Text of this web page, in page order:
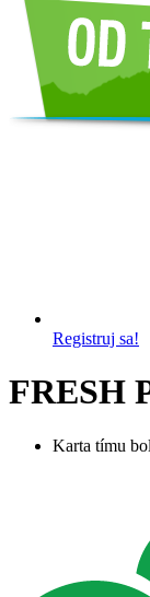
Registruj sa!
FRESH
Karta tímu